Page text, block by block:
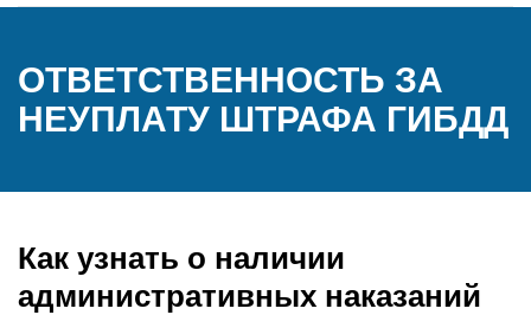
ОТВЕТСТВЕННОСТЬ ЗА
НЕУПЛАТУ ШТРАФА ГИБДД
Как узнать о наличии
административных наказаний